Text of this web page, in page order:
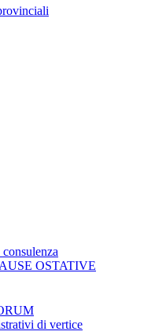
OSTATIVE
di vertice